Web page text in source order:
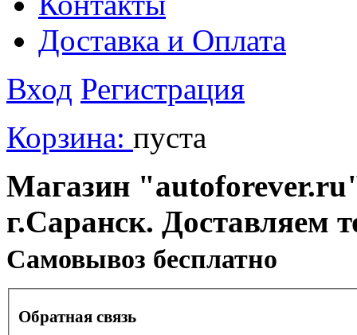
Доставка и Оплата
Вход Регистрация
Корзина: пуста
Магазин
г.Саранск. Доставляем
Cамовывоз бесплатно
Обратная связь